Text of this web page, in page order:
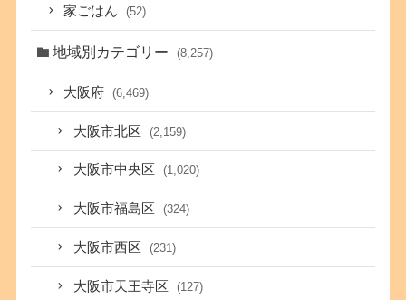
家ごはん (52)
地域別カテゴリー (8,257)
大阪府 (6,469)
大阪市北区 (2,159)
大阪市中央区 (1,020)
大阪市福島区 (324)
大阪市西区 (231)
大阪市天王寺区 (127)